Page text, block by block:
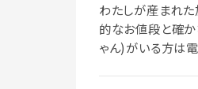
わたしが産まれた
的なお値段と確
ゃん)がいる方は